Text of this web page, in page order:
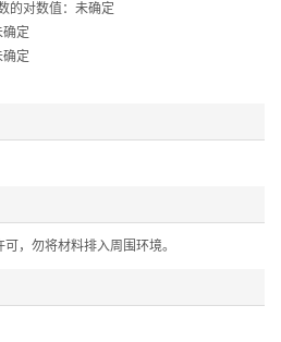
的对数值：未确定
确定
确定
，勿将材料排入周围环境。